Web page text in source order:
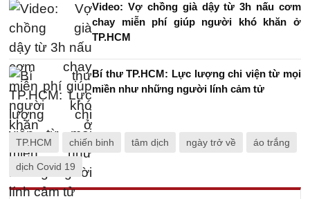
Video: Vợ chồng già dậy từ 3h nấu cơm
chay miễn phí giúp người khó khăn ở
TP.HCM
Bí thư TP.HCM: Lực lượng chi viện từ mọi
miền như những người lính cảm tử
TP.HCM chiến binh tâm dịch ngày trở về áo trắng
dịch Covid 19